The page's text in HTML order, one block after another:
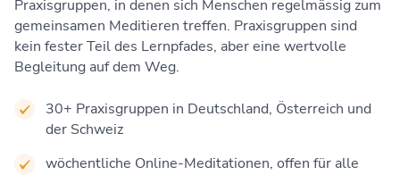
Praxisgruppen, in denen sich Menschen regelmässig zum
gemeinsamen Meditieren treffen. Praxisgruppen sind
kein fester Teil des Lernpfades, aber eine wertvolle
Begleitung auf dem Weg.
30+ Praxisgruppen in Deutschland, Österreich und
der Schweiz
wöchentliche Online-Meditationen, offen für alle